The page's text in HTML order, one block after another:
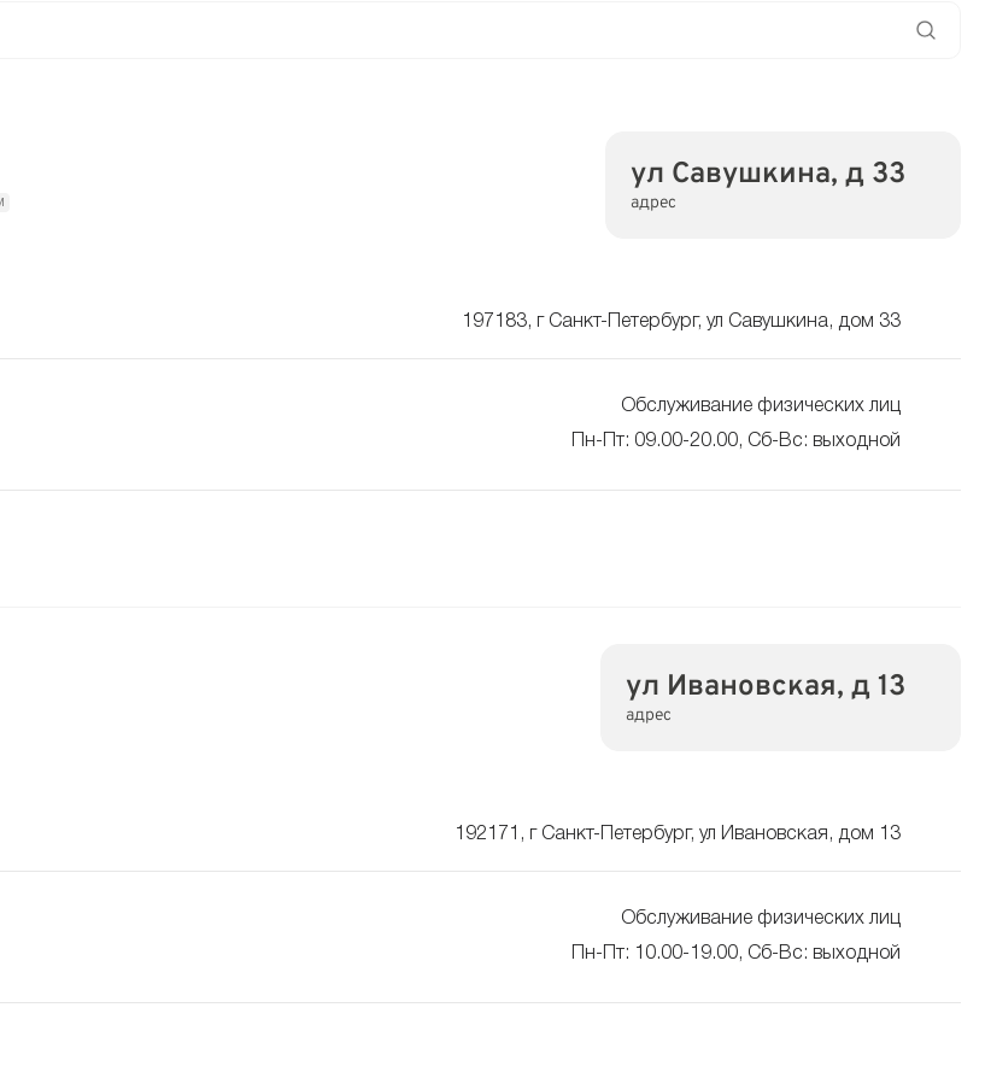
ул Савушкина, д 33
адрес
197183, г Санкт-Петербург, ул Савушкина, дом 33
Обслуживание физических лиц
Пн-Пт: 09.00-20.00, Сб-Вс: выходной
ул Ивановская, д 13
адрес
192171, г Санкт-Петербург, ул Ивановская, дом 13
Обслуживание физических лиц
Пн-Пт: 10.00-19.00, Сб-Вс: выходной